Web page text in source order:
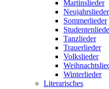
Martinslieder
Neujahrslieder
Sommerlieder
Tanzlieder
Trauerlieder
Volkslieder
Winterlieder
Literarisches